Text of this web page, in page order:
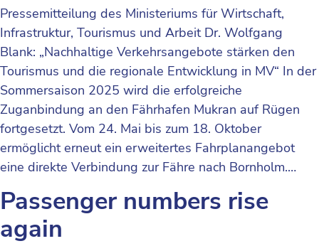
Pressemitteilung des Ministeriums für Wirtschaft,
Infrastruktur, Tourismus und Arbeit Dr. Wolfgang
Blank: „Nachhaltige Verkehrsangebote stärken den
Tourismus und die regionale Entwicklung in MV“ In der
Sommersaison 2025 wird die erfolgreiche
Zuganbindung an den Fährhafen Mukran auf Rügen
fortgesetzt. Vom 24. Mai bis zum 18. Oktober
ermöglicht erneut ein erweitertes Fahrplanangebot
eine direkte Verbindung zur Fähre nach Bornholm.…
Passenger numbers rise
again